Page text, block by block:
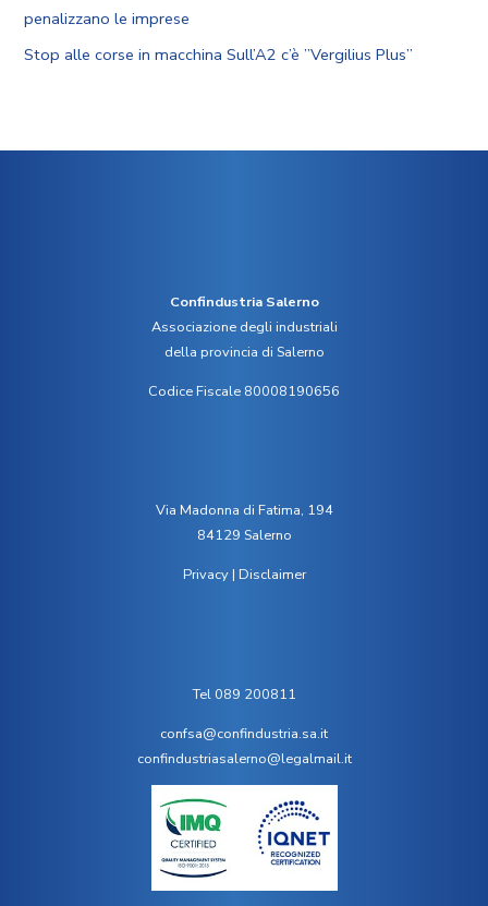
penalizzano le imprese
Stop alle corse in macchina Sull’A2 c’è ”Vergilius Plus”
Confindustria Salerno
Associazione degli industriali
della provincia di Salerno
Codice Fiscale 80008190656
Via Madonna di Fatima, 194
84129 Salerno
Privacy| Disclaimer
Tel 089 200811
confsa@confindustria.sa.it
confindustriasalerno@legalmail.it